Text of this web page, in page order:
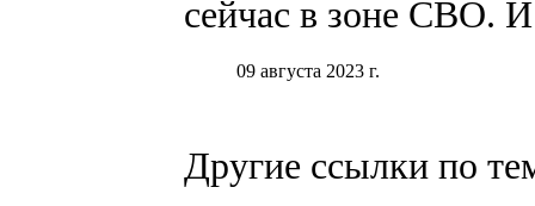
сейчас в зоне СВО.
09 августа 2023 г.
Другие ссылки по